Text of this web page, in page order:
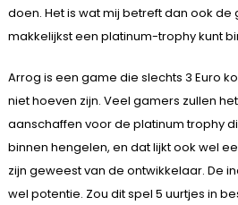
doen. Het is wat mij betreft dan ook
makkelijkst een platinum-trophy kunt
Arrog is een game die slechts 3 Euro
niet hoeven zijn. Veel gamers zullen
aanschaffen voor de platinum trophy
binnen hengelen, en dat lijkt ook wel
zijn geweest van de ontwikkelaar. De
wel potentie. Zou dit spel 5 uurtjes in